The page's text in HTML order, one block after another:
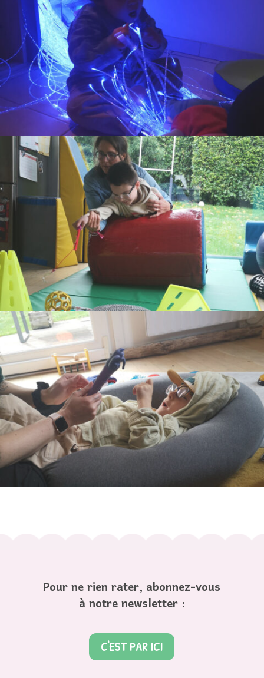
Pour ne rien rater, abonnez-vous
à notre newsletter :
C'EST PAR ICI